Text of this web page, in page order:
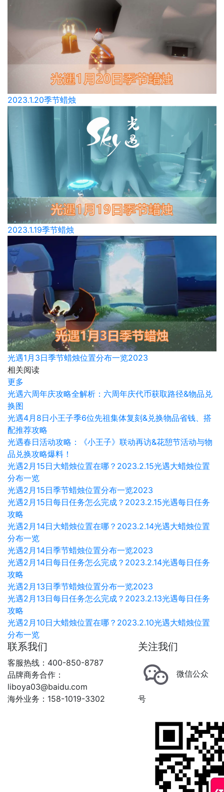
2023.1.20季节蜡烛
2023.1.19季节蜡烛
光遇1月3日季节蜡烛位置分布一览2023
相关阅读
更多
光遇六周年庆攻略全解析：六周年庆代币获取路径&物品兑
换图
光遇4月8日小王子季6位先祖集体复刻&兑换物品省钱、搭
配推荐攻略
光遇春日活动攻略：《小王子》联动再访&花憩节活动与物
品兑换攻略爆料！
光遇2月15日大蜡烛位置在哪？2023.2.15光遇大蜡烛位置
分布一览
光遇2月15日季节蜡烛位置分布一览2023
光遇2月15日每日任务怎么完成？2023.2.15光遇每日任务
攻略
光遇2月14日大蜡烛位置在哪？2023.2.14光遇大蜡烛位置
分布一览
光遇2月14日季节蜡烛位置分布一览2023
光遇2月14日每日任务怎么完成？2023.2.14光遇每日任务
攻略
光遇2月13日季节蜡烛位置分布一览2023
光遇2月13日每日任务怎么完成？2023.2.13光遇每日任务
攻略
光遇2月10日大蜡烛位置在哪？2023.2.10光遇大蜡烛位置
分布一览
联系我们
客服热线：400-850-8787
品牌商务合作：
liboya03@baidu.com
海外业务：158-1019-3302
关注我们
微信公众
号